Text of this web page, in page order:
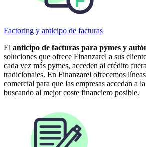
Factoring y anticipo de facturas
El anticipo de facturas para pymes y
soluciones que ofrece Finanzarel a sus
cada vez más pymes, acceden al crédito
tradicionales. En Finanzarel ofrecemos
comercial para que las empresas accedan a
buscando al mejor coste financiero posible.